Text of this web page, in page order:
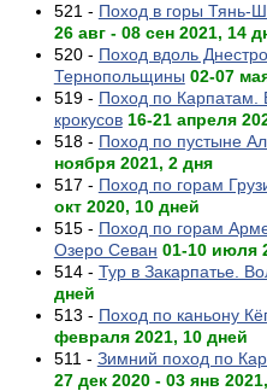
521 - Поход в горы Тянь-
26 авг - 08 сен 2021, 14
520 - Поход вдоль
Тернопольщины 02-07
519 - Поход по Карпатам.
крокусов 16-21 апреля
518 - Поход по пустыне
ноября 2021, 2 дня
517 - Поход по горам
окт 2020, 10 дней
515 - Поход по горам
Озеро Севан 01-10 июля
514 - Тур в Закарпатье.
дней
513 - Поход по каньону
февраля 2021, 10 дней
511 - Зимний поход по
27 дек 2020 - 03 янв